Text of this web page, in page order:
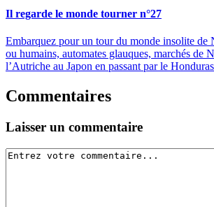
Il regarde le monde tourner n°27
Embarquez pour un tour du monde insolite de
ou humains, automates glauques, marchés de
l’Autriche au Japon en passant par le
Commentaires
Laisser un commentaire